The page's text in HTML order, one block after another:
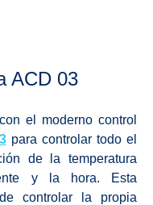
ACD 03
el moderno control
para controlar todo el
de la temperatura
y la hora. Esta
controlar la propia